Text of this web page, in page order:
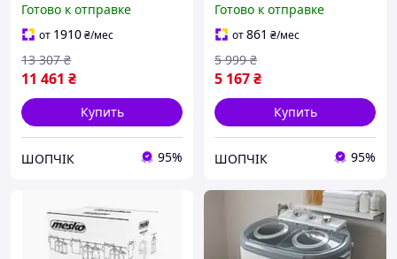
мин 15 программ
инверторная для стир
CH2_99K
Готово к отправке
от 1910₴/мес
11 461 ₴
13 307 ₴
Купить
ШОПЧІК 95%
вертикальная 2
программы для стирки
CH2_99K
Готово к отправке
от861 ₴/мес
5 167₴
5 999 ₴
Купить
ШОПЧІК 95%